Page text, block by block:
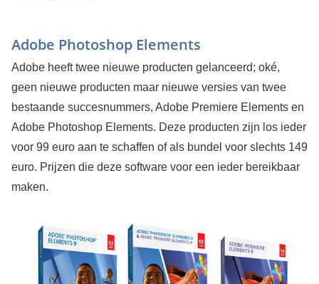
Adobe Photoshop Elements
Adobe heeft twee nieuwe producten gelanceerd; oké,
geen nieuwe producten maar nieuwe versies van twee
bestaande succesnummers, Adobe Premiere Elements en
Adobe Photoshop Elements. Deze producten zijn los ieder
voor 99 euro aan te schaffen of als bundel voor slechts 149
euro. Prijzen die deze software voor een ieder bereikbaar
maken.